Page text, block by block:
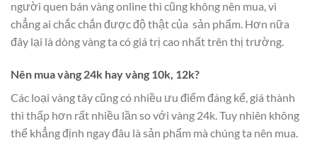
người quen bán vàng online thì cũng không nên mua, vì
chẳng ai chắc chắn được độ thật của sản phẩm. Hơn nữa
đây lại là dòng vàng ta có giá trị cao nhất trên thị trường.
Nên mua vàng 24k hay vàng 10k, 12k?
Các loại vàng tây cũng có nhiều ưu điểm đáng kể, giá thành
thì thấp hơn rất nhiều lần so với vàng 24k. Tuy nhiên không
thể khẳng định ngay đâu là sản phẩm mà chúng ta nên mua.